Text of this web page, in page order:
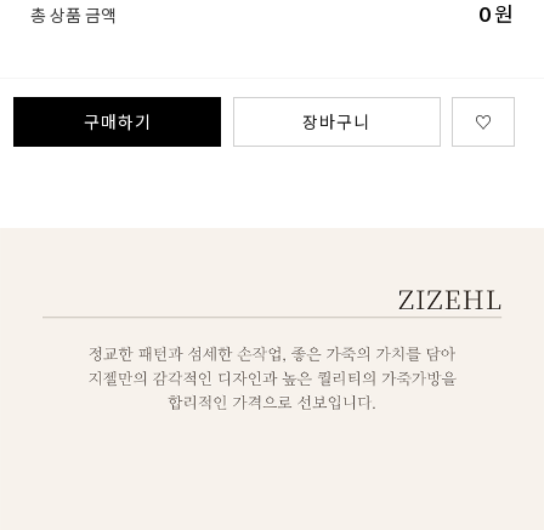
총 상품 금액 0원
구매하기 장바구니 ♡